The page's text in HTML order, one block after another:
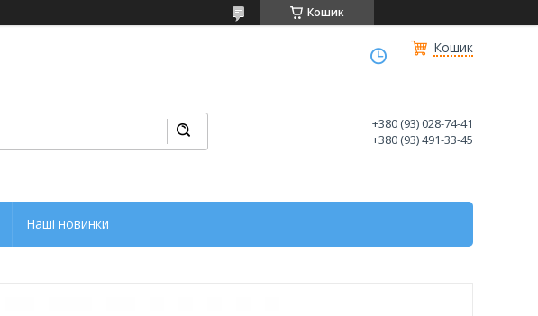
Кошик
Кошик
+380 (93) 028-74-41
+380 (93) 491-33-45
Наші новинки